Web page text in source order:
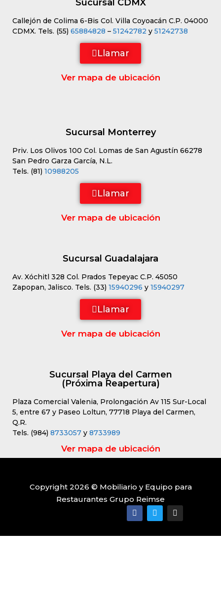
Sucursal CDMX
Callejón de Colima 6-Bis Col. Villa Coyoacán C.P. 04000
CDMX. Tels. (55) 65884828 – 51242782 y 51242738
Llamar
Ver mapa de ubicación
Sucursal Monterrey
Priv. Los Olivos 100 Col. Lomas de San Agustín 66278
San Pedro Garza García, N.L.
Tels. (81) 10988205
Llamar
Ver mapa de ubicación
Sucursal Guadalajara
Av. Xóchitl 328 Col. Prados Tepeyac C.P. 45050
Zapopan, Jalisco. Tels. (33) 15940296 y 15940297
Llamar
Ver mapa de ubicación
Sucursal Playa del Carmen
(Próxima Reapertura)
Plaza Comercial Valenia, Prolongación Av 115 Sur-Local
5, entre 67 y Paseo Loltun, 77718 Playa del Carmen,
Q.R.
Tels. (984) 8733057 y 8733989
Ver mapa de ubicación
Copyright 2026 © Mobiliario y Equipo para
Restaurantes Grupo Reimse